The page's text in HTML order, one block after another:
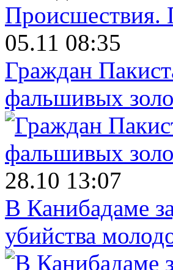
Происшествия.
05.11 08:35
Граждан
фальшивых
28.10 13:07
В Канибадаме
убийства